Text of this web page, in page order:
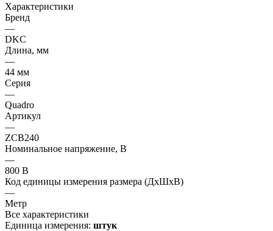
Характеристики
Бренд
—
DKC
Длина, мм
—
44 мм
Серия
—
Quadro
Артикул
—
ZCB240
Номинальное напряжение, В
—
800 В
Код единицы измерения размера (ДхШхВ)
—
Метр
Все характеристики
Единица измерения: штук